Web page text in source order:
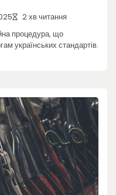
2 хв читання
процедура, що
українських стандартів.